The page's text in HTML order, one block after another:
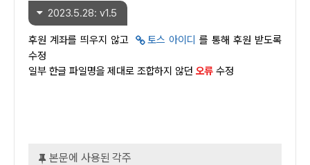
2023.5.28: v1.5
후원 계좌를 띄우지 않고 토스 아이디 를 통해 후원 받도록
수정
일부 한글 파일명을 제대로 조합하지 않던 오류 수정